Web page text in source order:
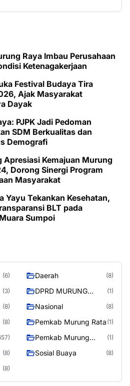
Raya Imbau Perusahaan
Ketenagakerjaan
Festival Budaya Tira
Ajak Masyarakat
Dayak
PJPK Jadi Pedoman
SDM Berkualitas dan
Demografi
Apresiasi Kemajuan Murung
Dorong Sinergi Program
Masyarakat
Yayu Tekankan Kesehatan,
BLT pada
Sumpoi
(6) Daerah (8)
(3)
DPRD MURUNG
RAYA
(1)
(8) Nasional (8)
(8) Pemkab Murung Rata (1)
Pemkab Murung
RayaPemkab
(1)
(8) Sosial Buaya (8)
(8)